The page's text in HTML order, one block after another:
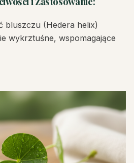
bluszczu (Hedera helix)
wykrztuśne, wspomagające